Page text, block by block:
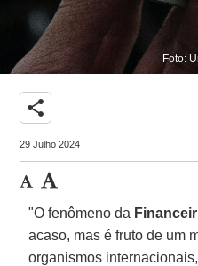
Foto:
share
29 Julho 2024
"O fenômeno da
acaso, mas é fruto de um
organismos